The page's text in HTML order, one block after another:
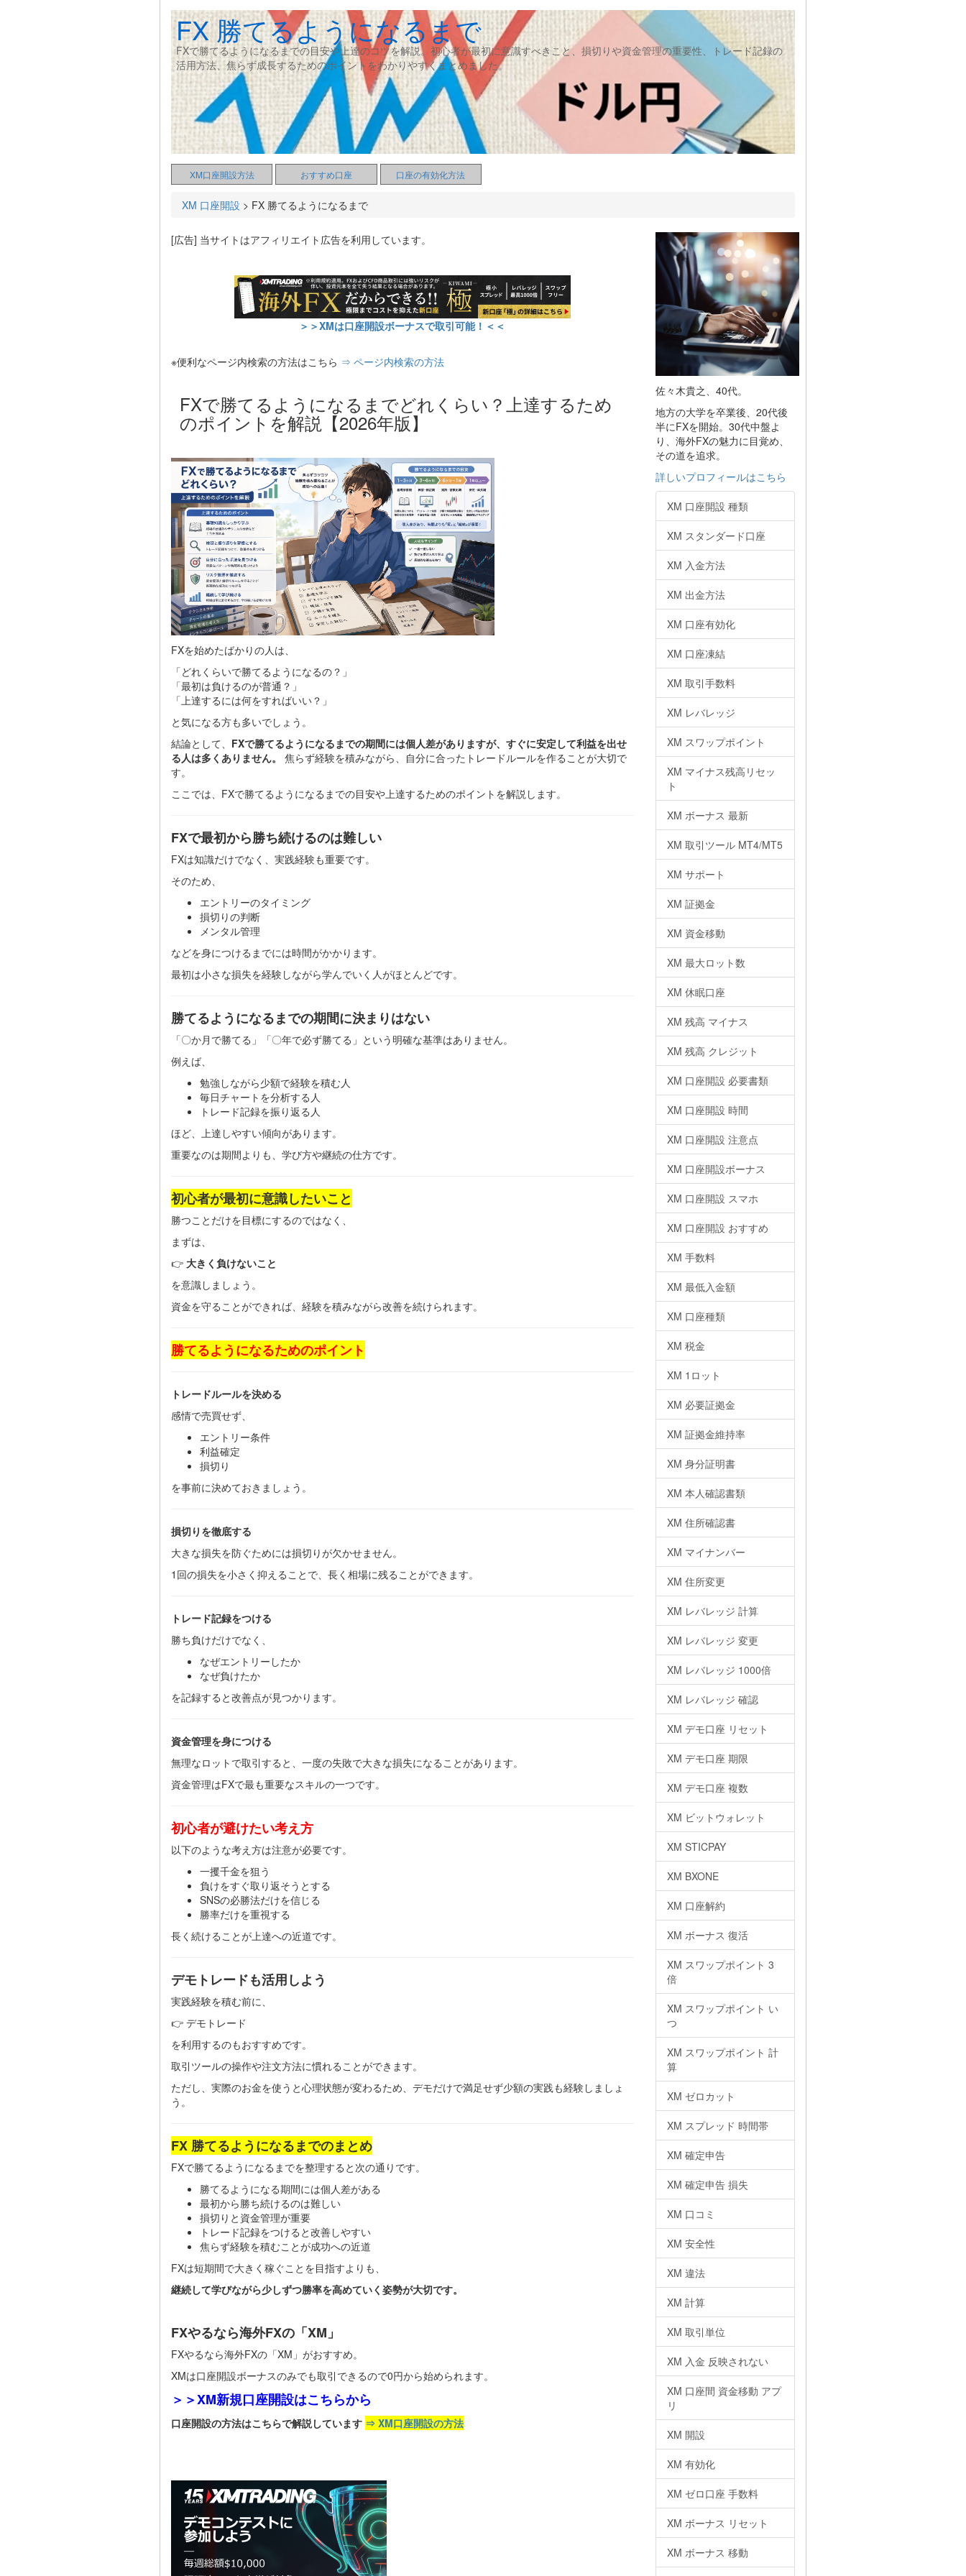
FX 勝てるようになるまで
FXで勝てるようになるまでの目安や上達のコツを解説。初心者が最初に意識すべきこと、損切りや資金管理の重要性、トレード記録の
活用方法、焦らず成長するためのポイントをわかりやすくまとめました。
XM口座開設方法 おすすめ口座 口座の有効化方法
XM 口座開設 > FX 勝てるようになるまで
[広告] 当サイトはアフィリエイト広告を利用しています。
＞＞XMは口座開設ボーナスで取引可能！＜＜
※便利なページ内検索の方法はこちら ⇒ ページ内検索の方法
FXで勝てるようになるまでどれくらい？上達するため
のポイントを解説【2026年版】
FXを始めたばかりの人は、
「どれくらいで勝てるようになるの？」
「最初は負けるのが普通？」
「上達するには何をすればいい？」
と気になる方も多いでしょう。
結論として、 FXで勝てるようになるまでの期間には個人差がありますが、すぐに安定して利益を出せ
る人は多くありません。
焦らず経験を積みながら、自分に合ったトレードルールを作ることが大切で
す。
ここでは、FXで勝てるようになるまでの目安や上達するためのポイントを解説します。
FXで最初から勝ち続けるのは難しい
FXは知識だけでなく、実践経験も重要です。
そのため、
エントリーのタイミング
損切りの判断
メンタル管理
などを身につけるまでには時間がかかります。
最初は小さな損失を経験しながら学んでいく人がほとんどです。
勝てるようになるまでの期間に決まりはない
「〇か月で勝てる」「〇年で必ず勝てる」という明確な基準はありません。
例えば、
勉強しながら少額で経験を積む人
毎日チャートを分析する人
トレード記録を振り返る人
ほど、上達しやすい傾向があります。
重要なのは期間よりも、学び方や継続の仕方です。
初心者が最初に意識したいこと
勝つことだけを目標にするのではなく、
まずは、
👉 大きく負けないこと
を意識しましょう。
資金を守ることができれば、経験を積みながら改善を続けられます。
勝てるようになるためのポイント
トレードルールを決める
感情で売買せず、
エントリー条件
利益確定
損切り
を事前に決めておきましょう。
損切りを徹底する
大きな損失を防ぐためには損切りが欠かせません。
1回の損失を小さく抑えることで、長く相場に残ることができます。
トレード記録をつける
勝ち負けだけでなく、
なぜエントリーしたか
なぜ負けたか
を記録すると改善点が見つかります。
資金管理を身につける
無理なロットで取引すると、一度の失敗で大きな損失になることがあります。
資金管理はFXで最も重要なスキルの一つです。
初心者が避けたい考え方
以下のような考え方は注意が必要です。
一攫千金を狙う
負けをすぐ取り返そうとする
SNSの必勝法だけを信じる
勝率だけを重視する
長く続けることが上達への近道です。
デモトレードも活用しよう
実践経験を積む前に、
👉 デモトレード
を利用するのもおすすめです。
取引ツールの操作や注文方法に慣れることができます。
ただし、実際のお金を使うと心理状態が変わるため、デモだけで満足せず少額の実践も経験しましょ
う。
FX 勝てるようになるまでのまとめ
FXで勝てるようになるまでを整理すると次の通りです。
勝てるようになる期間には個人差がある
最初から勝ち続けるのは難しい
損切りと資金管理が重要
トレード記録をつけると改善しやすい
焦らず経験を積むことが成功への近道
FXは短期間で大きく稼ぐことを目指すよりも、
継続して学びながら少しずつ勝率を高めていく姿勢が大切です。
FXやるなら海外FXの「XM」
FXやるなら海外FXの「XM」がおすすめ。
XMは口座開設ボーナスのみでも取引できるので0円から始められます。
＞＞XM新規口座開設はこちらから
口座開設の方法はこちらで解説しています ⇒ XM口座開設の方法
佐々木貴之、40代。
地方の大学を卒業後、20代後
半にFXを開始。30代中盤よ
り、海外FXの魅力に目覚め、
その道を追求。
詳しいプロフィールはこちら
XM 口座開設 種類
XM スタンダード口座
XM 入金方法
XM 出金方法
XM 口座有効化
XM 口座凍結
XM 取引手数料
XM レバレッジ
XM スワップポイント
XM マイナス残高リセッ
ト
XM ボーナス 最新
XM 取引ツール MT4/MT5
XM サポート
XM 証拠金
XM 資金移動
XM 最大ロット数
XM 休眠口座
XM 残高 マイナス
XM 残高 クレジット
XM 口座開設 必要書類
XM 口座開設 時間
XM 口座開設 注意点
XM 口座開設ボーナス
XM 口座開設 スマホ
XM 口座開設 おすすめ
XM 手数料
XM 最低入金額
XM 口座種類
XM 税金
XM 1ロット
XM 必要証拠金
XM 証拠金維持率
XM 身分証明書
XM 本人確認書類
XM 住所確認書
XM マイナンバー
XM 住所変更
XM レバレッジ 計算
XM レバレッジ 変更
XM レバレッジ 1000倍
XM レバレッジ 確認
XM デモ口座 リセット
XM デモ口座 期限
XM デモ口座 複数
XM ビットウォレット
XM STICPAY
XM BXONE
XM 口座解約
XM ボーナス 復活
XM スワップポイント 3
倍
XM スワップポイント い
つ
XM スワップポイント 計
算
XM ゼロカット
XM スプレッド 時間帯
XM 確定申告
XM 確定申告 損失
XM 口コミ
XM 安全性
XM 違法
XM 計算
XM 取引単位
XM 入金 反映されない
XM 口座間 資金移動 アプ
リ
XM 開設
XM 有効化
XM ゼロ口座 手数料
XM ボーナス リセット
XM ボーナス 移動